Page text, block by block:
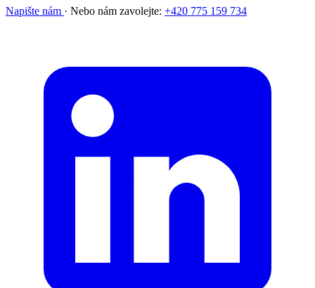
Napište nám · Nebo nám zavolejte: +420 775 159 734